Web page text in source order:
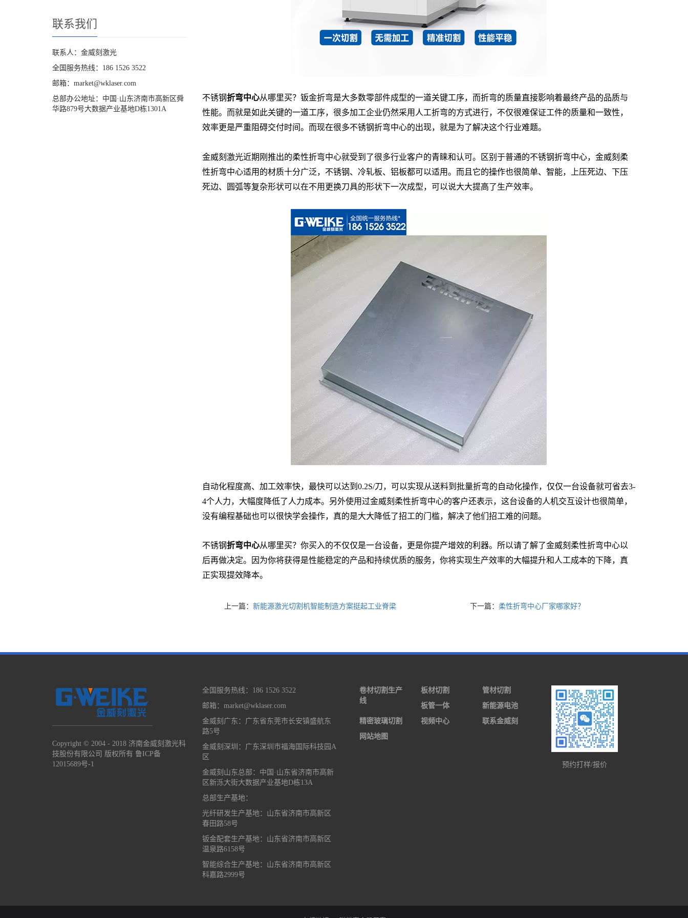
不锈钢折弯中心从哪里买？钣金折弯是大多数零部件成型的一道关键工序，而折弯的质量直接影响着最终产品的品质与
性能。而就是如此关键的一道工序，很多加工企业仍然采用人工折弯的方式进行，不仅很难保证工件的质量和一致性，
效率更是严重阻碍交付时间。而现在很多不锈钢折弯中心的出现，就是为了解决这个行业难题。
金威刻激光近期刚推出的柔性折弯中心就受到了很多行业客户的青睐和认可。区别于普通的不锈钢折弯中心，金威刻柔
性折弯中心适用的材质十分广泛，不锈钢、冷轧板、铝板都可以适用。而且它的操作也很简单、智能，上压死边、下压
死边、圆弧等复杂形状可以在不用更换刀具的形状下一次成型，可以说大大提高了生产效率。
自动化程度高、加工效率快，最快可以达到0.2S/刀，可以实现从送料到批量折弯的自动化操作，仅仅一台设备就可省去3-
4个人力，大幅度降低了人力成本。另外使用过金威刻柔性折弯中心的客户还表示，这台设备的人机交互设计也很简单，
没有编程基础也可以很快学会操作，真的是大大降低了招工的门槛，解决了他们招工难的问题。
不锈钢折弯中心从哪里买？你买入的不仅仅是一台设备，更是你提产增效的利器。所以请了解了金威刻柔性折弯中心以
后再做决定。因为你将获得是性能稳定的产品和持续优质的服务，你将实现生产效率的大幅提升和人工成本的下降，真
正实现提效降本。
上一篇：新能源激光切割机智能制造方案挺起工业脊梁 下一篇：柔性折弯中心厂家哪家好？
联系我们
联系人：金威刻激光
全国服务热线：186 1526 3522
邮箱：market@wklaser.com
总部办公地址：中国·山东济南市高新区舜
华路879号大数据产业基地D栋1301A
Copyright © 2004 - 2018 济南金威刻激光科
技股份有限公司 版权所有 鲁ICP备
12015689号-1
全国服务热线：186 1526 3522
邮箱：market@wklaser.com
金威刻广东：广东省东莞市长安镇盛航东
路5号
金威刻深圳：广东深圳市福海国际科技园A
区
金威刻山东总部：中国·山东省济南市高新
区新泺大街大数据产业基地D栋13A
总部生产基地：
光纤研发生产基地：山东省济南市高新区
春田路58号
钣金配套生产基地：山东省济南市高新区
温泉路6158号
智能综合生产基地：山东省济南市高新区
科嘉路2999号
卷材切割生产
线
板材切割
管材切割
板管一体
新能源电池
精密玻璃切割
视频中心
联系金威刻
网站地图
预约打样/报价